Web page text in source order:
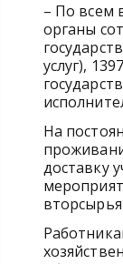
– По всем
органы
услуг),
На
доставку